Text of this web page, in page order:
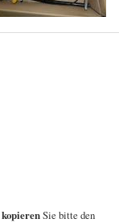
kopierenSie bitte den